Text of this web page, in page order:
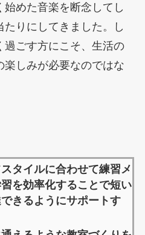
めた音楽を断念してし
たりにしてきました。し
過ごす方にこそ、生活の
しみが必要なのではな
タイルに合わせて練習メ
を効率化することで短い
きるようにサポートす